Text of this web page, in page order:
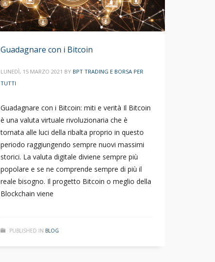
Guadagnare con i Bitcoin
LUNEDÌ, 15 MARZO 2021 BY BPT TRADING E BORSA PER
TUTTI
Guadagnare con i Bitcoin: miti e verità Il Bitcoin
è una valuta virtuale rivoluzionaria che è
tornata alle luci della ribalta proprio in questo
periodo raggiungendo sempre nuovi massimi
storici. La valuta digitale diviene sempre più
popolare e se ne comprende sempre di più il
reale bisogno. Il progetto Bitcoin o meglio della
Blockchain viene
PUBLISHED IN BLOG